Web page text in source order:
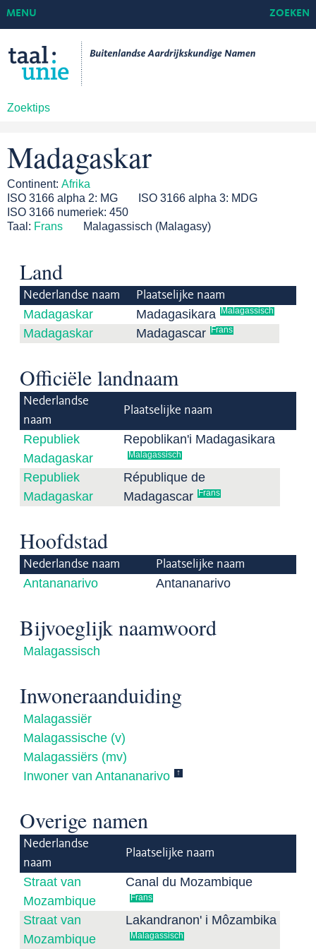
Zoektips
MENU ZOEKEN
Madagaskar
Continent: Afrika
ISO 3166 alpha 2: MG ISO 3166 alpha 3: MDG
ISO 3166 numeriek: 450
Taal: Frans Malagassisch (Malagasy)
Land
Nederlandse naam Plaatselijke naam
Madagaskar Madagasikara Malagassisch
Madagaskar Madagascar Frans
Officiële landnaam
Nederlandse
naam
Plaatselijke naam
Republiek
Madagaskar
Repoblikan'i Madagasikara
Malagassisch
Republiek
Madagaskar
République de
Madagascar
Frans
Hoofdstad
Nederlandse naam Plaatselijke naam
Antananarivo Antananarivo
Bijvoeglijk naamwoord
Malagassisch
Inwoneraanduiding
Malagassiër
Malagassische (v)
Malagassiërs (mv)
Inwoner van Antananarivo
↑
Overige namen
Nederlandse
naam
Plaatselijke naam
Straat van
Mozambique
Canal du Mozambique
Frans
Straat van
Mozambique
Lakandranon' i Môzambika
Malagassisch